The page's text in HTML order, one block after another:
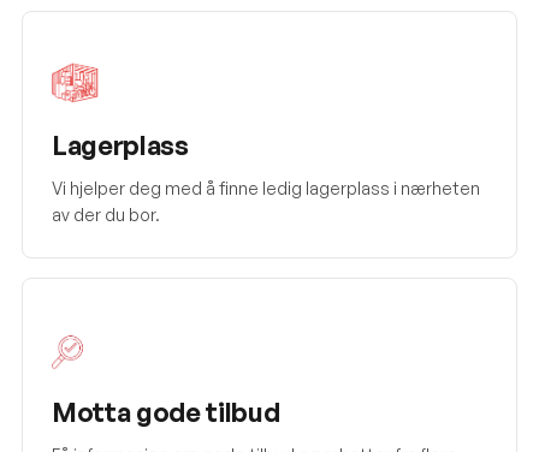
Lagerplass
Vi hjelper deg med å finne ledig lagerplass i nærheten
av der du bor.
Motta gode tilbud